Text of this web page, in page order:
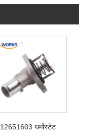
12651603 थर्मोस्टेट